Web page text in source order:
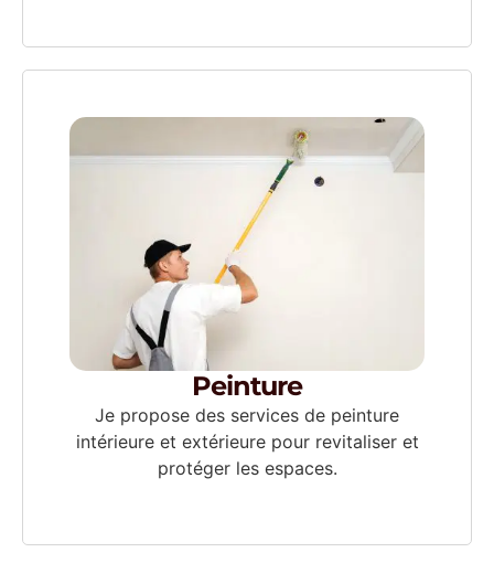
Peinture
Je propose des services de peinture
intérieure et extérieure pour revitaliser et
protéger les espaces.